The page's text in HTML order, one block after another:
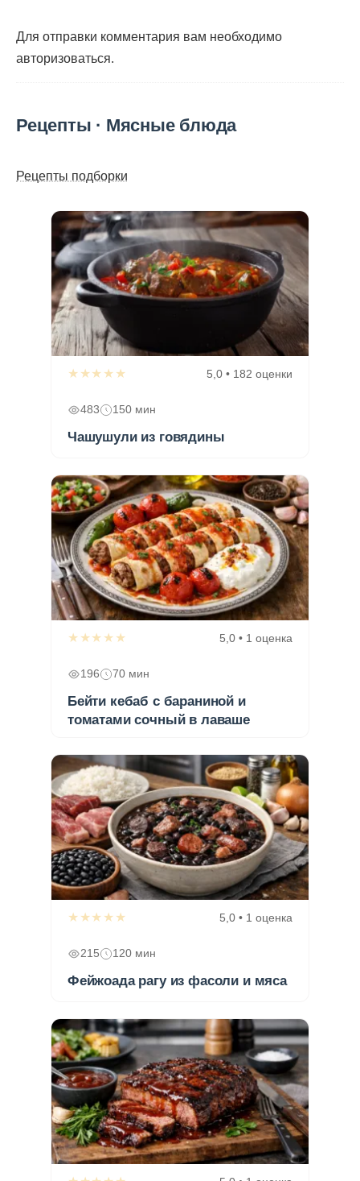
Для отправки комментария вам необходимо
авторизоваться.
Рецепты · Мясные блюда
Рецепты подборки
★★★★★ 5,0 • 182 оценки
483 150 мин
Чашушули из говядины
★★★★★ 5,0 • 1 оценка
196 70 мин
Бейти кебаб с бараниной и
томатами сочный в лаваше
★★★★★ 5,0 • 1 оценка
215 120 мин
Фейжоада рагу из фасоли и мяса